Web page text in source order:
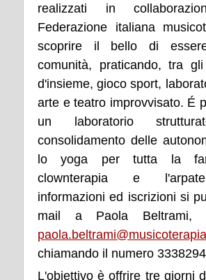
realizzati in
Federazione italiana
scoprire il bello di
comunità, praticando, tra
d'insieme, gioco sport,
arte e teatro improvvisato. É
un laboratorio
consolidamento delle
lo yoga per tutta la
clownterapia e
informazioni ed iscrizioni si
mail a Paola Beltrami,
chiamando il numero
L'obiettivo è offrire tre giorni